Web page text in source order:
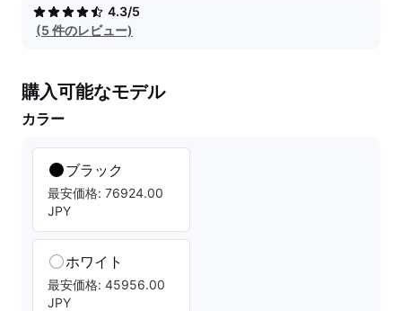
4.3/5
(5 件のレビュー)
購入可能なモデル
カラー
ブラック
最安価格: 76924.00
JPY
ホワイト
最安価格: 45956.00
JPY